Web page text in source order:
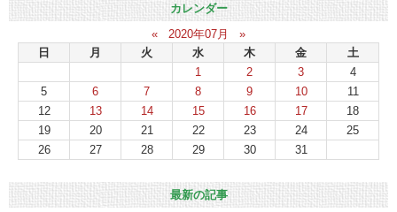
カレンダー
«
2020年07月
»
日
月 火 水 木 金
土
1
2 3
4
5
6 7 8 9 10
11
12
13 14 15 16 17
18
19
20 21 22 23 24
25
26
27 28 29 30 31
最新の記事